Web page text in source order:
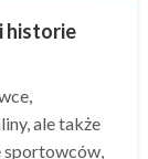
historie
ale także
sportowców,